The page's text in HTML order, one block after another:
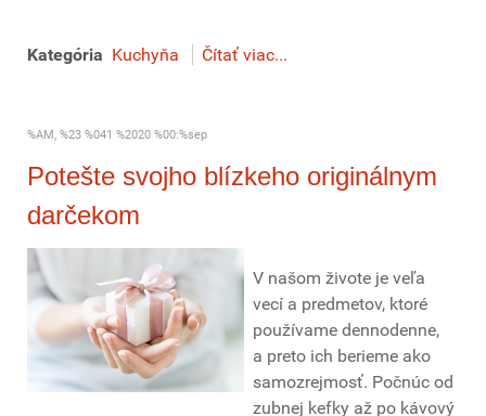
Kategória Kuchyňa Čítať viac...
%AM, %23 %041 %2020 %00:%sep
Potešte svojho blízkeho originálnym
darčekom
V našom živote je veľa
vecí a predmetov, ktoré
používame dennodenne,
a preto ich berieme ako
samozrejmosť. Počnúc od
zubnej kefky až po kávový